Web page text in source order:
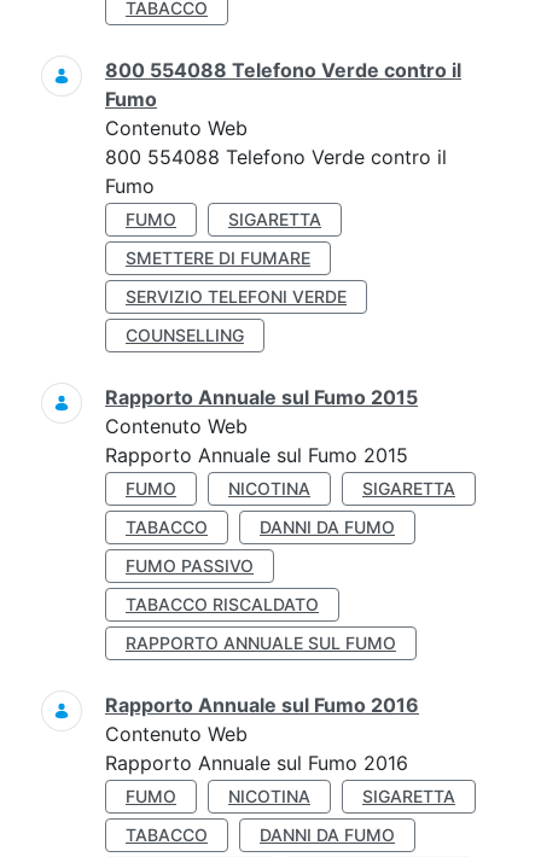
TABACCO
800 554088 Telefono Verde contro il
Fumo
Contenuto Web
800 554088 Telefono Verde contro il
Fumo
FUMO
SIGARETTA
SMETTERE DI FUMARE
SERVIZIO TELEFONI VERDE
COUNSELLING
Rapporto Annuale sul Fumo 2015
Contenuto Web
Rapporto Annuale sul Fumo 2015
FUMO NICOTINA
SIGARETTA
TABACCO
DANNI DA FUMO
FUMO PASSIVO
TABACCO RISCALDATO
RAPPORTO ANNUALE SUL FUMO
Rapporto Annuale sul Fumo 2016
Contenuto Web
Rapporto Annuale sul Fumo 2016
FUMO NICOTINA
SIGARETTA
TABACCO
DANNI DA FUMO